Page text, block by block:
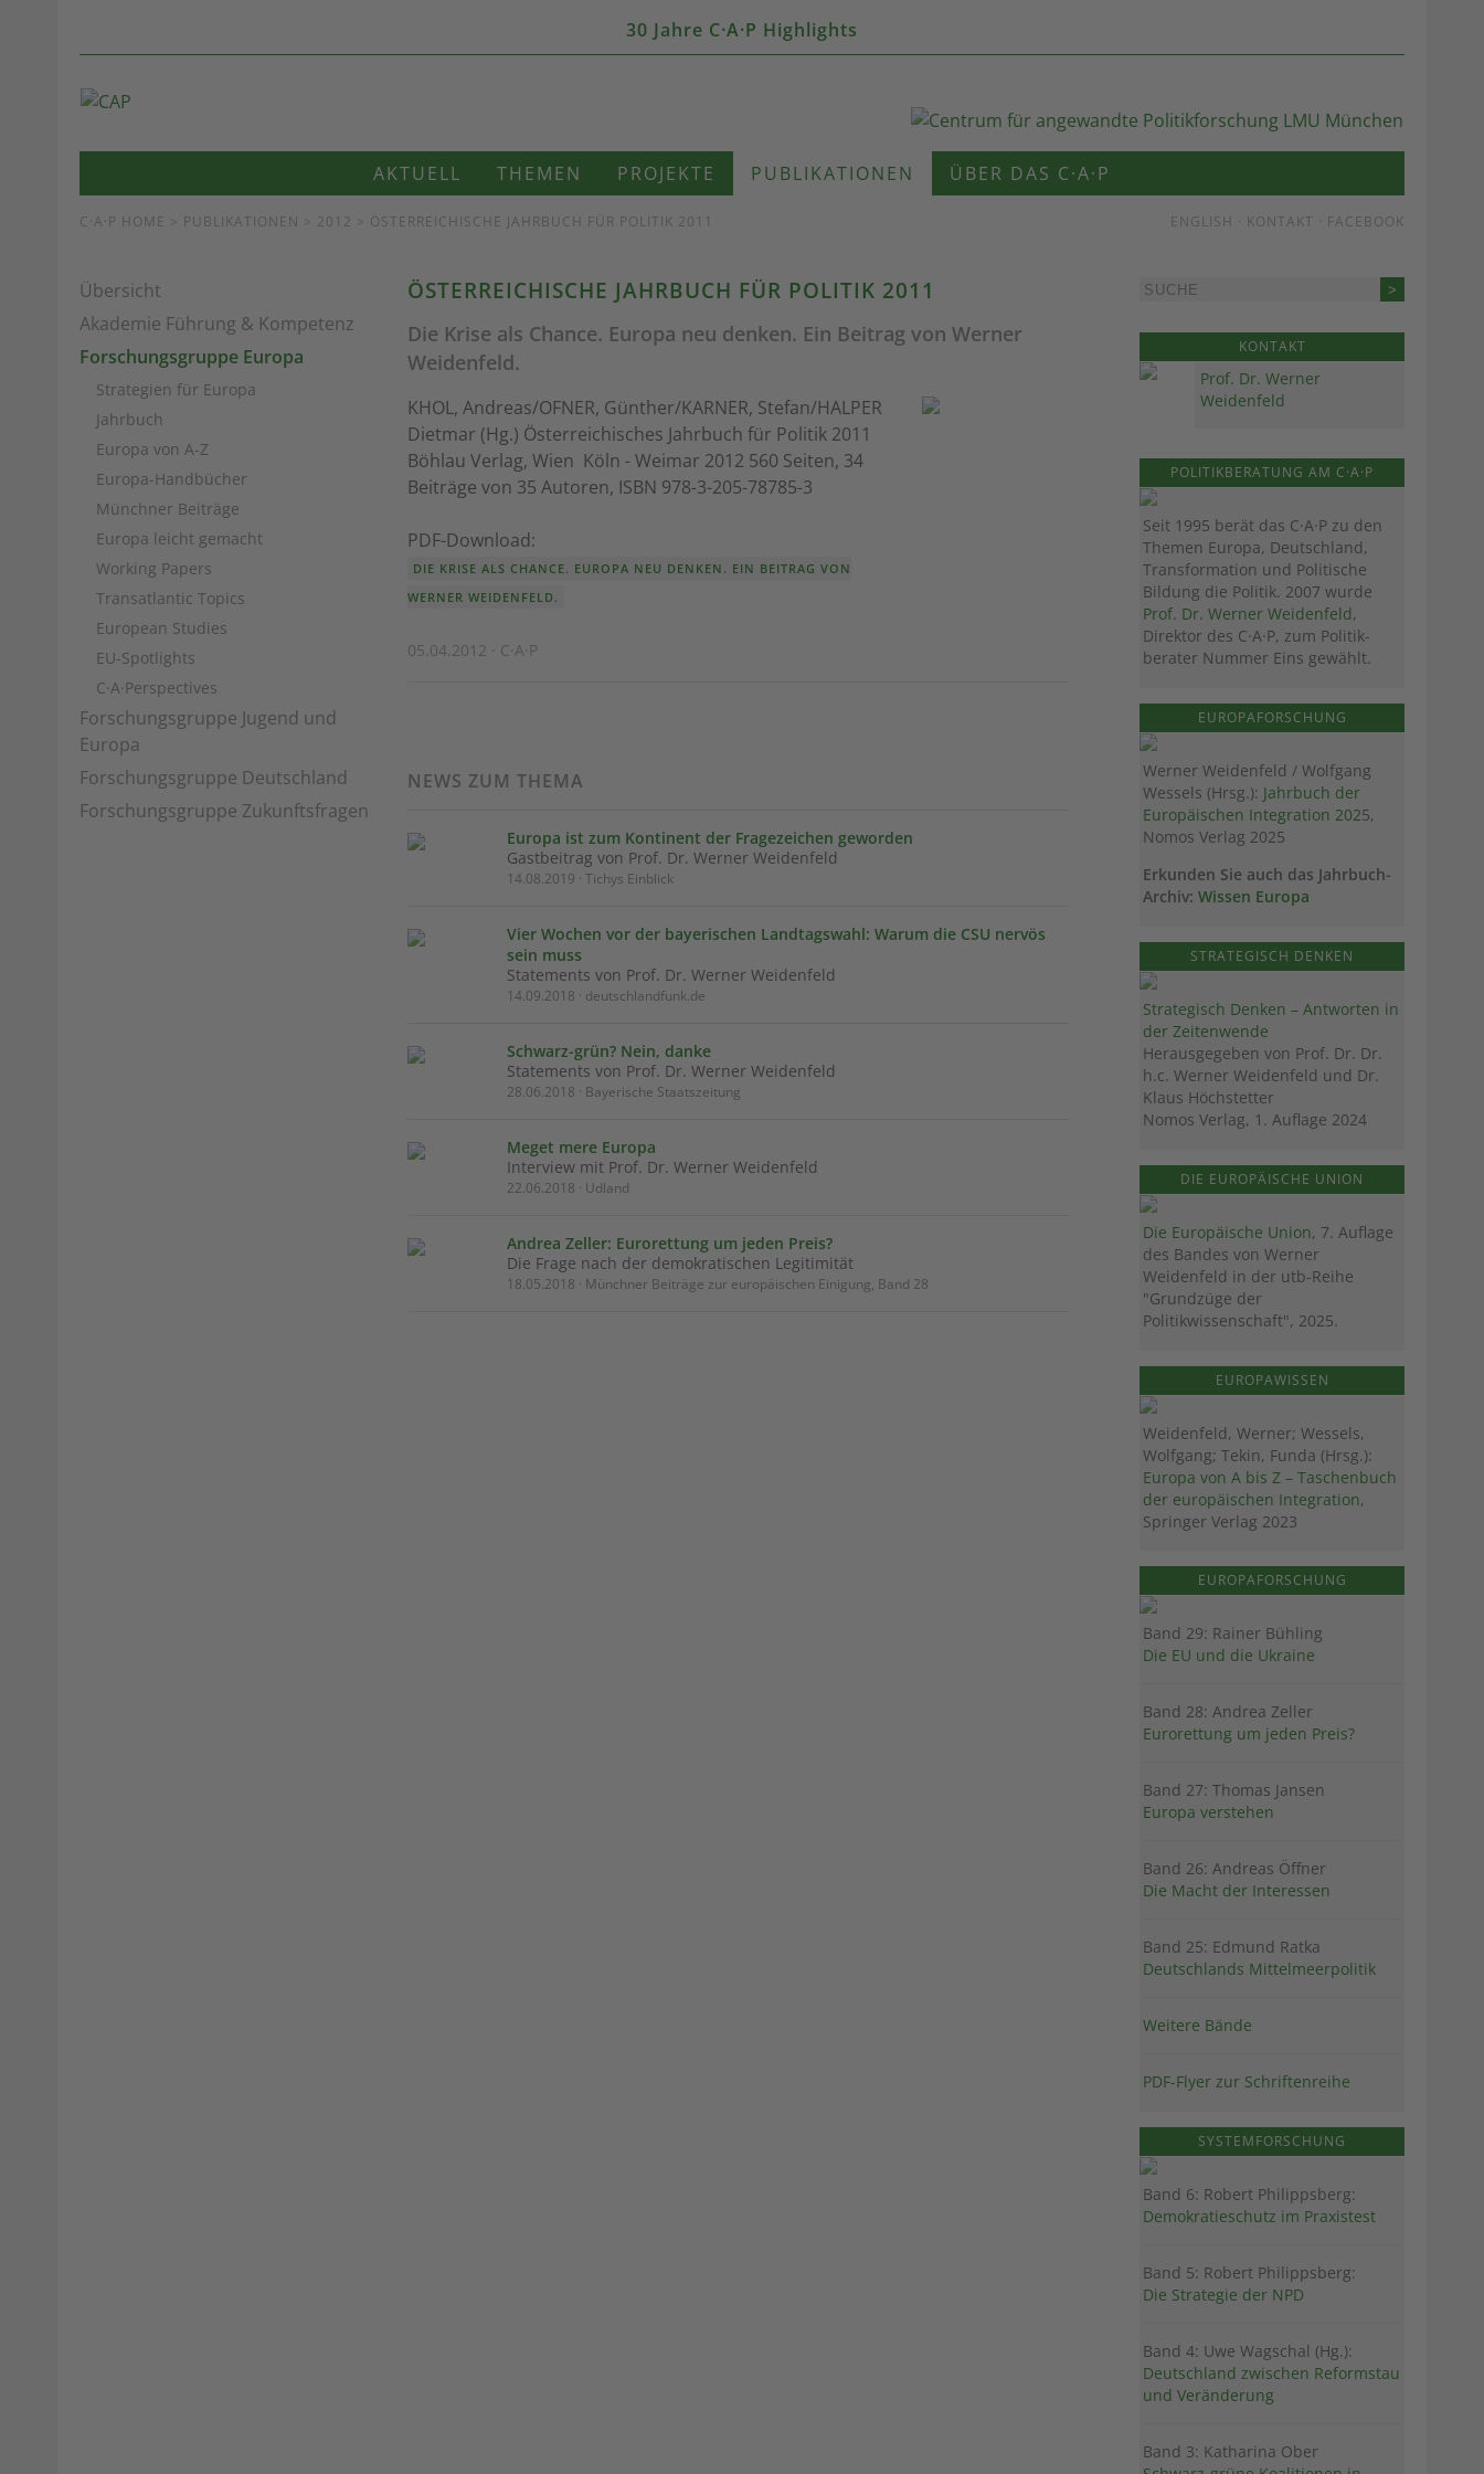
30 Jahre C·A·P Highlights
AKTUELL THEMEN PROJEKTE PUBLIKATIONEN ÜBER DAS C·A·P
C·A·P HOME > PUBLIKATIONEN > 2012 > ÖSTERREICHISCHE JAHRBUCH FÜR POLITIK 2011 ENGLISH · KONTAKT · FACEBOOK
Übersicht
Akademie Führung & Kompetenz
Forschungsgruppe Europa
Strategien für Europa
Jahrbuch
Europa von A-Z
Europa-Handbücher
Münchner Beiträge
Europa leicht gemacht
Working Papers
Transatlantic Topics
European Studies
EU-Spotlights
C·A·Perspectives
Forschungsgruppe Jugend und
Europa
Forschungsgruppe Deutschland
Forschungsgruppe Zukunftsfragen
ÖSTERREICHISCHE JAHRBUCH FÜR POLITIK 2011
Die Krise als Chance. Europa neu denken. Ein Beitrag von Werner
Weidenfeld.
KHOL, Andreas/OFNER, Günther/KARNER, Stefan/HALPER
Dietmar (Hg.) Österreichisches Jahrbuch für Politik 2011
Böhlau Verlag, Wien  Köln - Weimar 2012 560 Seiten, 34
Beiträge von 35 Autoren, ISBN 978-3-205-78785-3
PDF-Download:
DIE KRISE ALS CHANCE. EUROPA NEU DENKEN. EIN BEITRAG VON
WERNER WEIDENFELD.
05.04.2012 · C·A·P
NEWS ZUM THEMA
Europa ist zum Kontinent der Fragezeichen geworden
Gastbeitrag von Prof. Dr. Werner Weidenfeld
14.08.2019 · Tichys Einblick
Vier Wochen vor der bayerischen Landtagswahl: Warum die CSU nervös
sein muss
Statements von Prof. Dr. Werner Weidenfeld
14.09.2018 · deutschlandfunk.de
Schwarz-grün? Nein, danke
Statements von Prof. Dr. Werner Weidenfeld
28.06.2018 · Bayerische Staatszeitung
Meget mere Europa
Interview mit Prof. Dr. Werner Weidenfeld
22.06.2018 · Udland
Andrea Zeller: Eurorettung um jeden Preis?
Die Frage nach der demokratischen Legitimität
18.05.2018 · Münchner Beiträge zur europäischen Einigung, Band 28
KONTAKT
Prof. Dr. Werner
Weidenfeld
POLITIKBERATUNG AM C·A·P
Seit 1995 berät das C·A·P zu den
Themen Europa, Deutschland,
Transformation und Politische
Bildung die Politik. 2007 wurde
Prof. Dr. Werner Weidenfeld,
Direktor des C·A·P, zum Politik­
berater Nummer Eins gewählt.
EUROPAFORSCHUNG
Werner Weidenfeld / Wolfgang
Wessels (Hrsg.): Jahrbuch der
Europäischen Integration 2025,
Nomos Verlag 2025
Erkunden Sie auch das Jahrbuch-
Archiv: Wissen Europa
STRATEGISCH DENKEN
Strategisch Denken – Antworten in
der Zeitenwende
Herausgegeben von Prof. Dr. Dr.
h.c. Werner Weidenfeld und Dr.
Klaus Höchstetter
Nomos Verlag, 1. Auflage 2024
DIE EUROPÄISCHE UNION
Die Europäische Union, 7. Auflage
des Bandes von Werner
Weidenfeld in der utb-Reihe
"Grundzüge der
Politikwissenschaft", 2025.
EUROPAWISSEN
Weidenfeld, Werner; Wessels,
Wolfgang; Tekin, Funda (Hrsg.):
Europa von A bis Z – Taschenbuch
der europäischen Integration,
Springer Verlag 2023
EUROPAFORSCHUNG
Band 29: Rainer Bühling
Die EU und die Ukraine
Band 28: Andrea Zeller
Eurorettung um jeden Preis?
Band 27: Thomas Jansen
Europa verstehen
Band 26: Andreas Öffner
Die Macht der Interessen
Band 25: Edmund Ratka
Deutschlands Mittelmeerpolitik
Weitere Bände
PDF-Flyer zur Schriftenreihe
SYSTEMFORSCHUNG
Band 6: Robert Philippsberg:
Demokratieschutz im Praxistest
Band 5: Robert Philippsberg:
Die Strategie der NPD
Band 4: Uwe Wagschal (Hg.):
Deutschland zwischen Reformstau
und Veränderung
Band 3: Katharina Ober